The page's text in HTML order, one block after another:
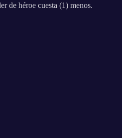
de héroe cuesta (1) menos.